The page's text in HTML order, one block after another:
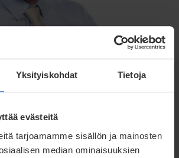
Yksityiskohdat Tietoja
evästeitä
tarjoamamme sisällön ja mainosten
median ominaisuuksien
Jokinen
johtaja
3289